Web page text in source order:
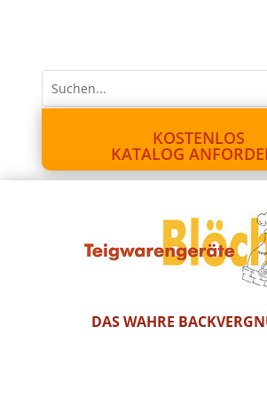
KOSTENLOS
KATALOG
DAS WAHRE